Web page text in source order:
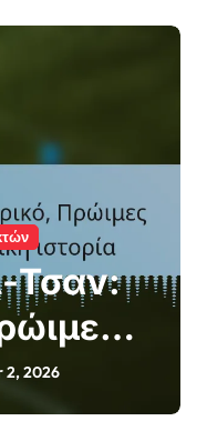
Τσαν:
2, 2026